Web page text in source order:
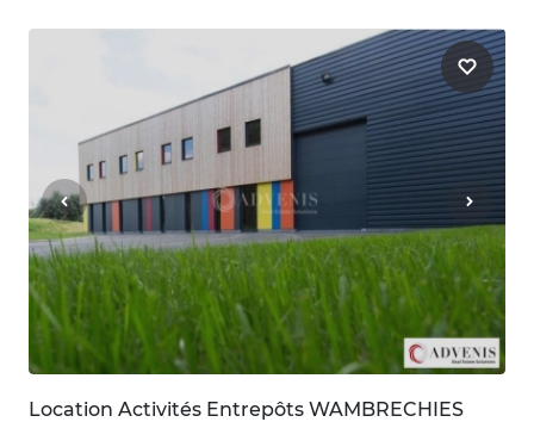
Location Activités Entrepôts WAMBRECHIES